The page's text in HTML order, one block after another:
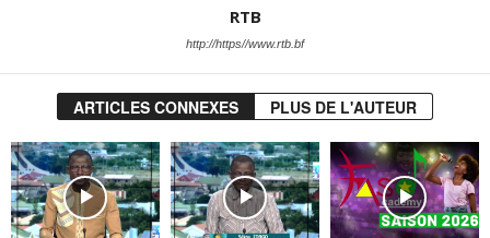
RTB
http://https//www.rtb.bf
ARTICLES CONNEXES PLUS DE L'AUTEUR